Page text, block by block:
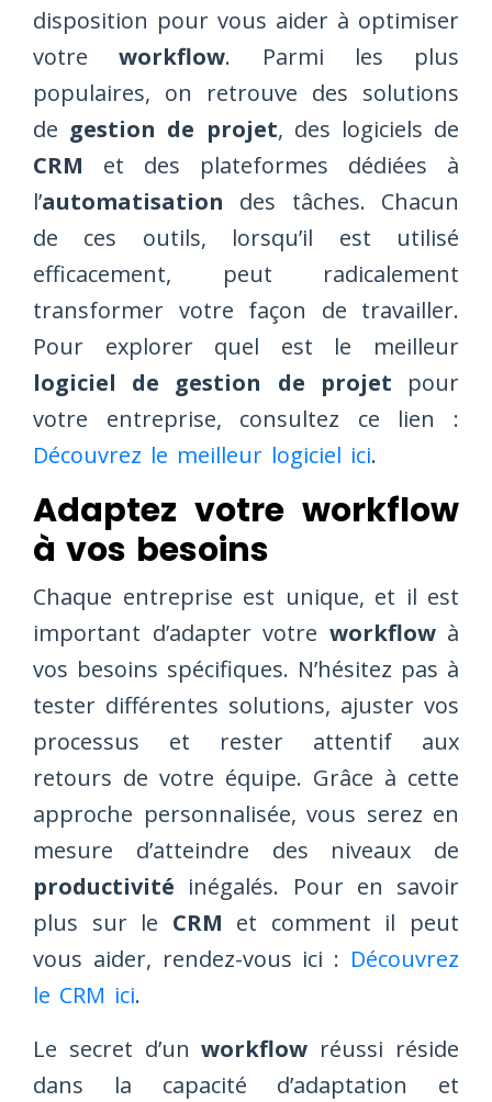
disposition pour vous aider à optimiser
votreworkflow. Parmi les plus
populaires, on retrouve des solutions
de gestion de projet, des logiciels de
CRM et des plateformes dédiées à
l’automatisation des tâches. Chacun
de ces outils, lorsqu’il est utilisé
efficacement, peut radicalement
transformer votre façon de travailler.
Pour explorer quel est le meilleur
logiciel de gestion de projet pour
votre entreprise, consultez ce lien :
Découvrez le meilleur logiciel ici.
Adaptez votre workflow
à vos besoins
Chaque entreprise est unique, et il est
important d’adapter votre workflowà
vos besoins spécifiques. N’hésitez pas à
tester différentes solutions, ajuster vos
processus et rester attentif aux
retours de votre équipe. Grâce à cette
approche personnalisée, vous serez en
mesure d’atteindre des niveaux de
productivité inégalés. Pour en savoir
plus sur le CRM et comment il peut
vous aider, rendez-vous ici : Découvrez
le CRM ici.
Le secret d’unworkflow réussi réside
dans la capacité d’adaptation et